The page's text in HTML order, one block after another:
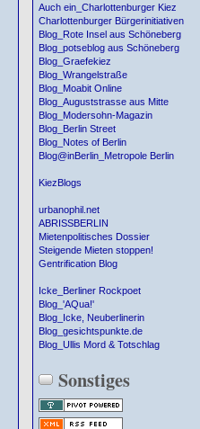
Auch ein_Charlottenburger Kiez
Charlottenburger Bürgerinitiativen
Blog_Rote Insel aus Schöneberg
Blog_potseblog aus Schöneberg
Blog_Graefekiez
Blog_Wrangelstraße
Blog_Moabit Online
Blog_Auguststrasse aus Mitte
Blog_Modersohn-Magazin
Blog_Berlin Street
Blog_Notes of Berlin
Blog@inBerlin_Metropole Berlin
KiezBlogs
urbanophil.net
ABRISSBERLIN
Mietenpolitisches Dossier
Steigende Mieten stoppen!
Gentrification Blog
Icke_Berliner Rockpoet
Blog_'AQua!'
Blog_Icke, Neuberlinerin
Blog_gesichtspunkte.de
Blog_Ullis Mord & Totschlag
Sonstiges